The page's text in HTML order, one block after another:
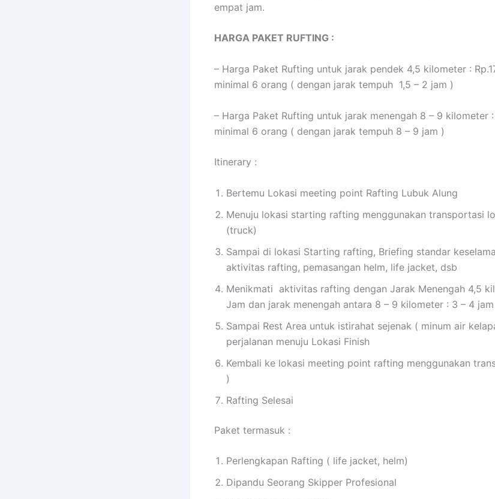
empat jam.
HARGA PAKET RUFTING :
– Harga Paket Rufting untuk jarak pendek 4,5 kilometer :
minimal 6 orang ( dengan jarak tempuh 1,5 – 2 jam )
– Harga Paket Rufting untuk jarak menengah 8 – 9 kilometer
minimal 6 orang ( dengan jarak tempuh 8 – 9 jam )
Itinerary :
Bertemu Lokasi meeting point Rafting Lubuk Alung
Menuju lokasi starting rafting menggunakan transportasi
(truck)
Sampai di lokasi Starting rafting, Briefing standar
aktivitas rafting, pemasangan helm, life jacket, dsb
Menikmati aktivitas rafting dengan Jarak Menengah 4,5
Jam dan jarak menengah antara 8 – 9 kilometer : 3 – 4 jam
Sampai Rest Area untuk istirahat sejenak ( minum air
perjalanan menuju Lokasi Finish
Kembali ke lokasi meeting point rafting menggunakan
)
Rafting Selesai
Paket termasuk :
Perlengkapan Rafting ( life jacket, helm)
Dipandu Seorang Skipper Profesional